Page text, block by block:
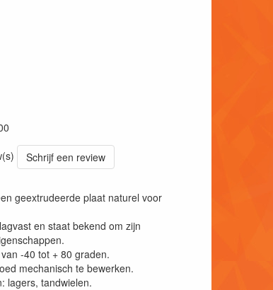
Schrijf een review
geextrudeerde plaat naturel voor
en staat bekend om zijn
-40 tot + 80 graden.
mechanisch te bewerken.
lagers, tandwielen.